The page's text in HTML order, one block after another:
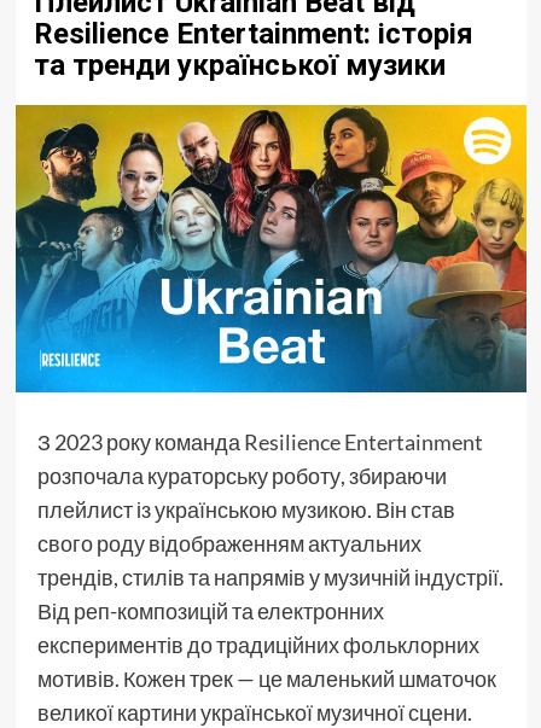
Resilience Entertainment: історія
та тренди української музики
З 2023 року команда Resilience Entertainment
розпочала кураторську роботу, збираючи
плейлист із українською музикою. Він став
свого роду відображенням актуальних
трендів, стилів та напрямів у музичній індустрії.
Від реп-композицій та електронних
експериментів до традиційних фольклорних
мотивів. Кожен трек — це маленький шматочок
великої картини української музичної сцени.